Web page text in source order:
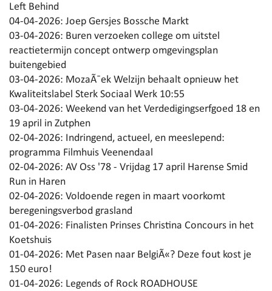
Left Behind
04-04-2026: Joep Gersjes Bossche Markt
03-04-2026: Buren verzoeken college om uitstel
reactietermijn concept ontwerp omgevingsplan
buitengebied
03-04-2026: MozaÃ¯ek Welzijn behaalt opnieuw het
Kwaliteitslabel Sterk Sociaal Werk 10:55
03-04-2026: Weekend van het Verdedigingserfgoed 18 en
19 april in Zutphen
02-04-2026: Indringend, actueel, en meeslepend:
programma Filmhuis Veenendaal
02-04-2026: AV Oss '78 - Vrijdag 17 april Harense Smid
Run in Haren
02-04-2026: Voldoende regen in maart voorkomt
beregeningsverbod grasland
01-04-2026: Finalisten Prinses Christina Concours in het
Koetshuis
01-04-2026: Met Pasen naar BelgiÃ«? Deze fout kost je
150 euro!
01-04-2026: Legends of Rock ROADHOUSE